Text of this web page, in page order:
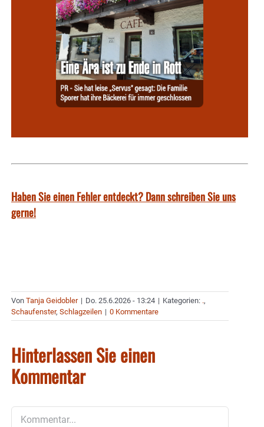
Haben Sie einen Fehler entdeckt? Dann schreiben Sie uns
gerne!
Von Tanja Geidobler | Do. 25.6.2026 - 13:24 | Kategorien: .,
Schaufenster, Schlagzeilen | 0 Kommentare
Hinterlassen Sie einen
Kommentar